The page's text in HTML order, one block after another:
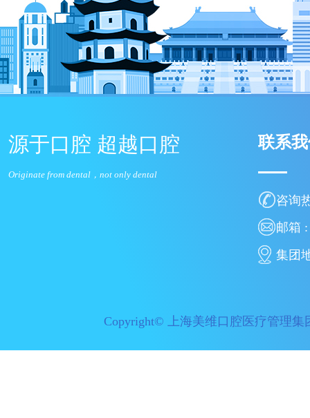
源于口腔 超越口腔
Originate from dental，not only dental
联系
咨询
邮箱
集团
Copyright© 上海美维口腔医疗管理集